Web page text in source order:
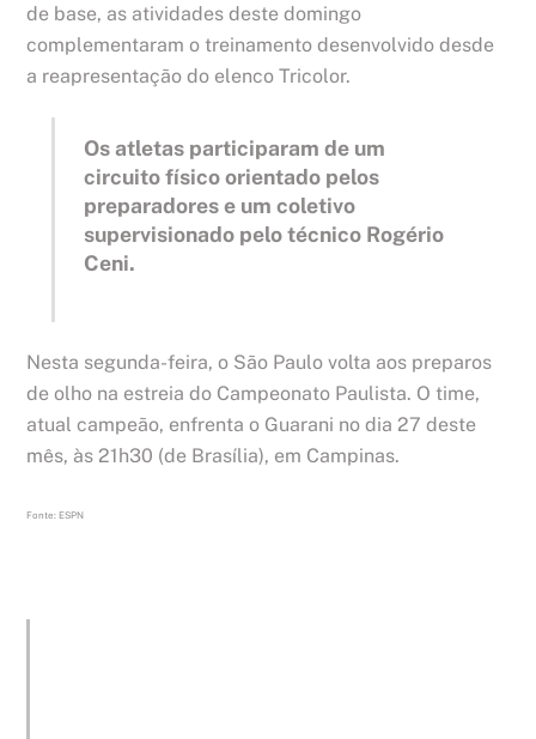
de base, as atividades deste domingo
complementaram o treinamento desenvolvido desde
a reapresentação do elenco Tricolor.
Os atletas participaram de um
circuito físico orientado pelos
preparadores e um coletivo
supervisionado pelo técnico Rogério
Ceni.
Nesta segunda-feira, o São Paulo volta aos preparos
de olho na estreia do Campeonato Paulista. O time,
atual campeão, enfrenta o Guarani no dia 27 deste
mês, às 21h30 (de Brasília), em Campinas.
Fonte: ESPN